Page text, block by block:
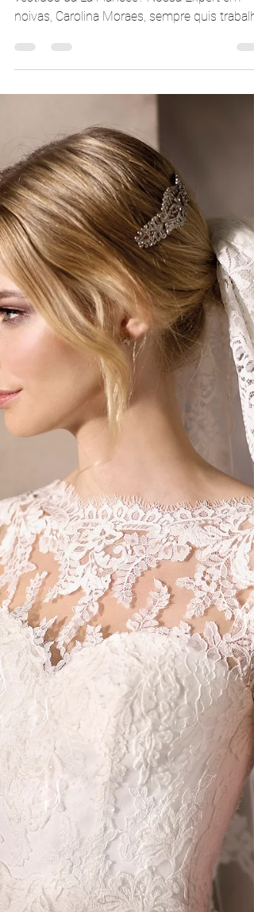
Carolina Moraes
7 de mai. de 2018
1 min de leitura
Vestido de Noiva - Coleção
Nova La Fiancée
Você sabe como é feita as coleções de
vestidos da La Fiancée? Nossa Expert em
noivas, Carolina Moraes, sempre quis